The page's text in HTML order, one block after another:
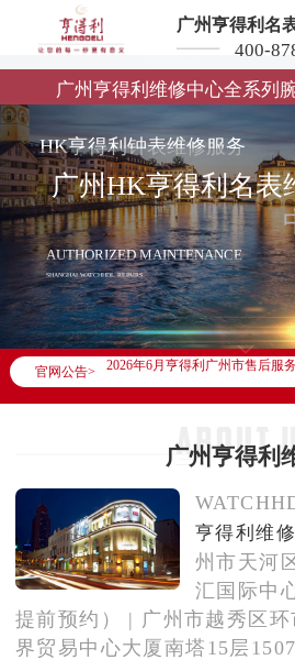
广州亨得利名
400-
广州亨得利维修中心全系列
HK亨得利钟表维修服务
广州HK亨得利名表
AUTHORIZED MAINTENANCE
SHANGHAI WATCHHDL REPAIRS
官网公告>
2026年6月亨得利广州市售后服
2026年6月亨得利售后服务中心
节假日正常营业！
广州亨得利
亨得利维
州市天河
汇国际中
提前预约） | 广州市越秀区环
界贸易中心大厦南塔15层